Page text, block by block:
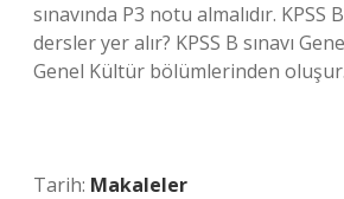
sınavında P3 notu almalıdır. KPSS
dersler yer alır? KPSS B sınavı
Genel Kültür bölümlerinden oluşur.
Tarih: Makaleler